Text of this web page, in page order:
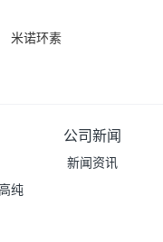
米诺环素
纯
公司新闻
新闻资讯